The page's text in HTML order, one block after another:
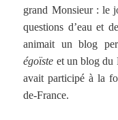
grand Monsieur : le
questions d’eau et
animait un blog
égoïste et un blog du
avait participé à la
de-France.